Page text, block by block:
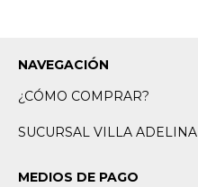
NAVEGACIÓN
¿CÓMO COMPRAR?
SUCURSAL VILLA ADELINA
MEDIOS DE PAGO